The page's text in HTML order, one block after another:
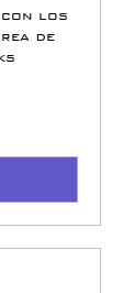
con los
de